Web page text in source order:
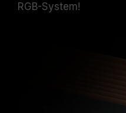
RGB-System!